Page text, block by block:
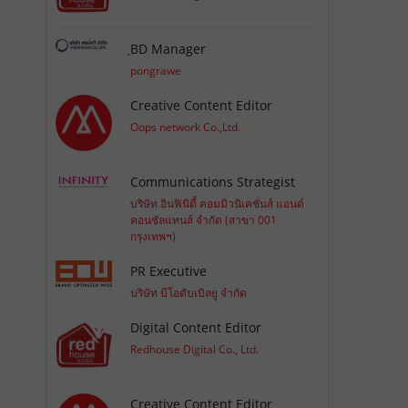
ฺBD Manager
pongrawe
Creative Content Editor
Oops network Co.,Ltd.
Communications Strategist
บริษัท อินฟินิตี้ คอมมิวนิเคชั่นส์ แอนด์
คอนซัลแทนส์ จำกัด (สาขา 001
กรุงเทพฯ)
PR Executive
บริษัท บีโอดับเบิลยู จำกัด
Digital Content Editor
Redhouse Digital Co., Ltd.
Creative Content Editor